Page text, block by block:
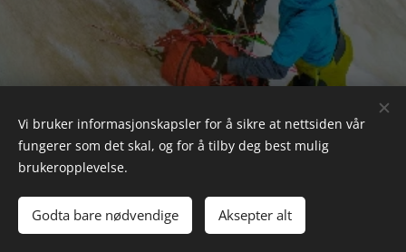
© 2024 Alle rettigheter forbeholdt | Schau og Iversen
Drevet av Webnode Informasjonskapsler
Vi bruker informasjonskapsler for å sikre at nettsiden vår
fungerer som det skal, og for å tilby deg best mulig
brukeropplevelse.
Godta bare nødvendige Aksepter alt